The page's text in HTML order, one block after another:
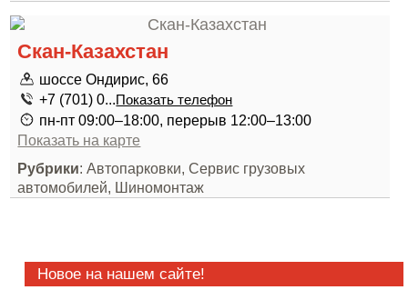
Скан-Казахстан
шоссе Ондирис, 66
+7 (701) 0...Показать телефон
пн-пт 09:00–18:00, перерыв 12:00–13:00
Показать на карте
Рубрики: Автопарковки, Сервис грузовых
автомобилей, Шиномонтаж
Новое на нашем сайте!